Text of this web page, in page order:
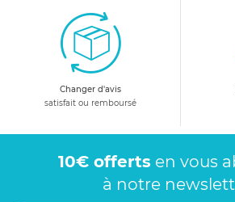
Changer d'avis
satisfait ou remboursé
10€ offerts en vous
à notre